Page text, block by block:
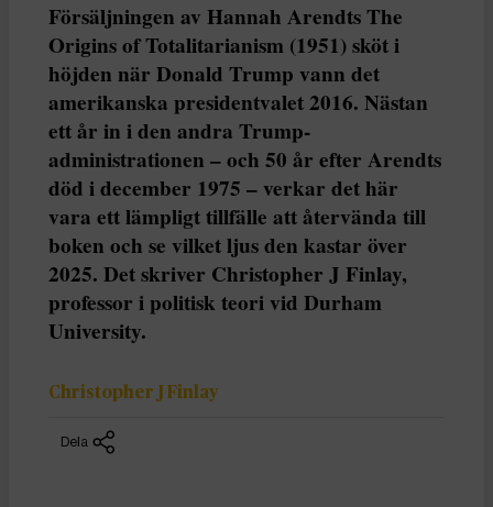
Försäljningen av Hannah Arendts The
Origins of Totalitarianism (1951) sköt i
höjden när Donald Trump vann det
amerikanska presidentvalet 2016. Nästan
ett år in i den andra Trump-
administrationen – och 50 år efter Arendts
död i december 1975 – verkar det här
vara ett lämpligt tillfälle att återvända till
boken och se vilket ljus den kastar över
2025. Det skriver Christopher J Finlay,
professor i politisk teori vid Durham
University.
Christopher J Finlay
Dela